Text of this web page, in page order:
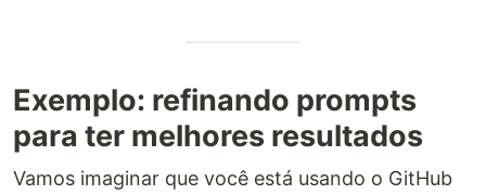
Exemplo: refinando prompts
para ter melhores resultados
Vamos imaginar que você está usando o GitHub